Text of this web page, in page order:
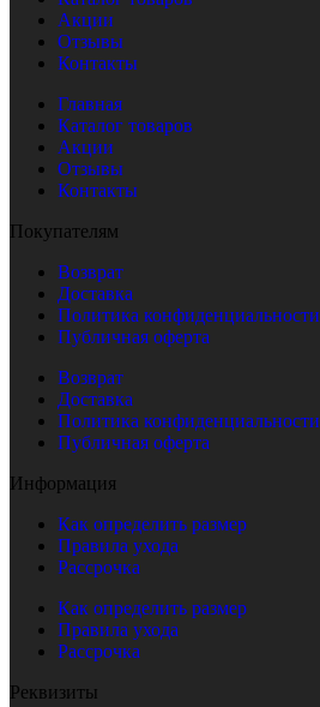
Акции
Отзывы
Контакты
Главная
Каталог товаров
Акции
Отзывы
Контакты
Покупателям
Возврат
Доставка
Политика конфиденциальности
Публичная оферта
Возврат
Доставка
Политика конфиденциальности
Публичная оферта
Информация
Как определить размер
Правила ухода
Рассрочка
Как определить размер
Правила ухода
Рассрочка
Реквизиты